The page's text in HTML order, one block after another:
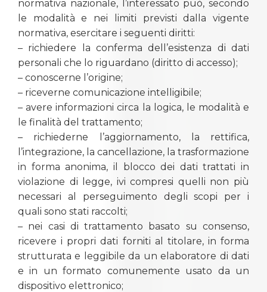
normativa nazionale, l’interessato può, secondo
le modalità e nei limiti previsti dalla vigente
normativa, esercitare i seguenti diritti:
– richiedere la conferma dell’esistenza di dati
personali che lo riguardano (diritto di accesso);
– conoscerne l’origine;
– riceverne comunicazione intelligibile;
– avere informazioni circa la logica, le modalità e
le finalità del trattamento;
– richiederne l’aggiornamento, la rettifica,
l’integrazione, la cancellazione, la trasformazione
in forma anonima, il blocco dei dati trattati in
violazione di legge, ivi compresi quelli non più
necessari al perseguimento degli scopi per i
quali sono stati raccolti;
– nei casi di trattamento basato su consenso,
ricevere i propri dati forniti al titolare, in forma
strutturata e leggibile da un elaboratore di dati
e in un formato comunemente usato da un
dispositivo elettronico;